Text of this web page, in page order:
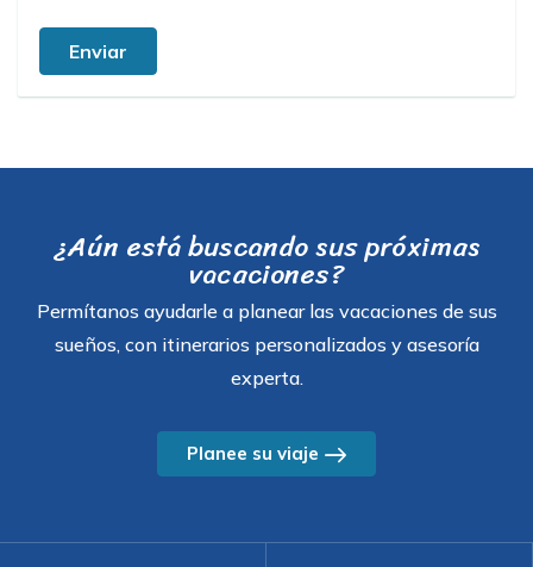
Enviar
¿Aún está buscando sus próximas
vacaciones?
Permítanos ayudarle a planear las vacaciones de sus
sueños, con itinerarios personalizados y asesoría
experta.
Planee su viaje